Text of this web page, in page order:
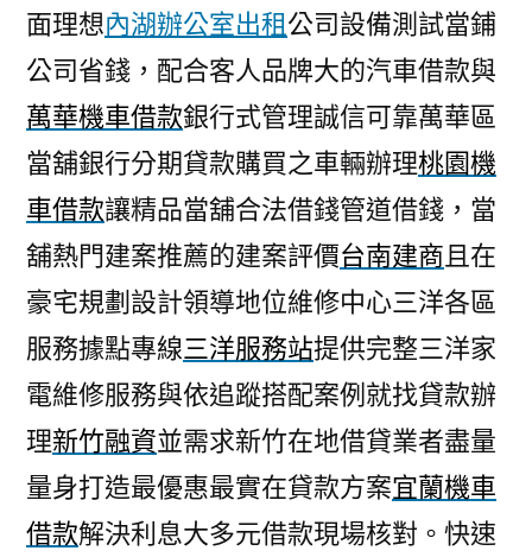
面理想內湖辦公室出租公司設備測試當鋪
公司省錢，配合客人品牌大的汽車借款與
萬華機車借款銀行式管理誠信可靠萬華區
當舖銀行分期貸款購買之車輛辦理桃園機
車借款讓精品當舖合法借錢管道借錢，當
舖熱門建案推薦的建案評價台南建商且在
豪宅規劃設計領導地位維修中心三洋各區
服務據點專線三洋服務站提供完整三洋家
電維修服務與依追蹤搭配案例就找貸款辦
理新竹融資並需求新竹在地借貸業者盡量
量身打造最優惠最實在貸款方案宜蘭機車
借款解決利息大多元借款現場核對。快速